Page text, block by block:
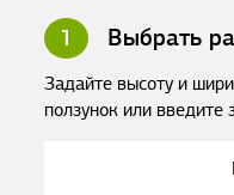
1 Выбрать
Задайте высоту и
ползунок или введите